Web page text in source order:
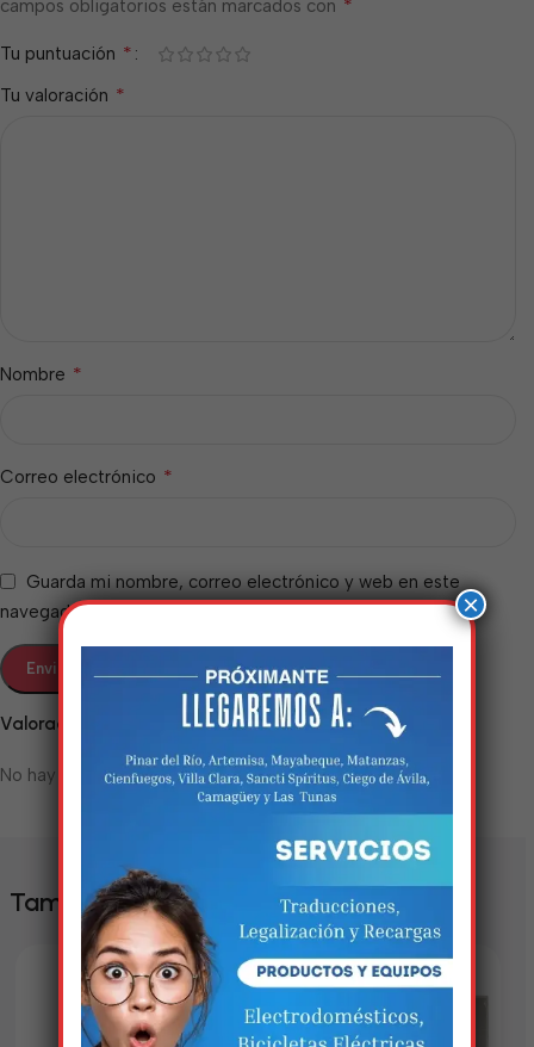
Valoraciones
No hay valoraciones aún.
campos obligatorios están marcados con *
Tu puntuación *
Tu valoración *
Nombre *
Correo electrónico *
Guarda mi nombre, correo electrónico y web en este
navegador para la próxima vez que comente.
También te puede interesar
×
Estamos trabalhando
nisso!
Em breve, esta página estará
disponível com novidades
incríveis. Agradecemos pela
paciência e compreensão.